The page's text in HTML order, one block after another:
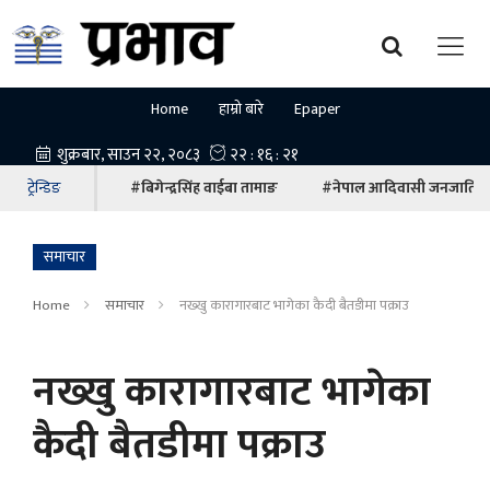
Home हाम्रो बारे Epaper
ट्रेन्डिङ #बिगेन्द्रसिंह वाईबा तामाङ #नेपाल आदिवासी जनजाति
समाचार
Home समाचार नख्खु कारागारबाट भागेका कैदी बैतडीमा पक्राउ
नख्खु कारागारबाट भागेका
कैदी बैतडीमा पक्राउ